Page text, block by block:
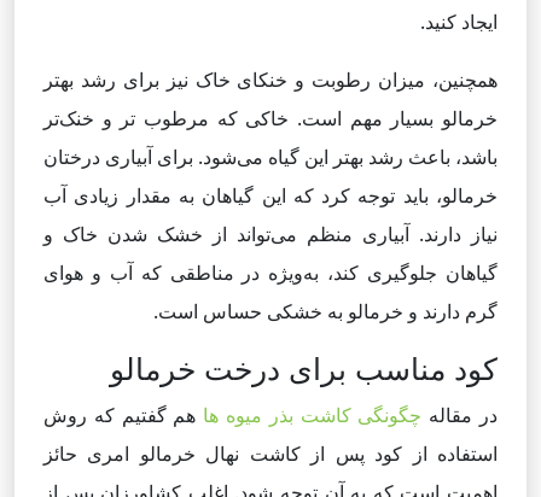
ایجاد کنید.
همچنین، میزان رطوبت و خنکای خاک نیز برای رشد بهتر
خرمالو بسیار مهم است. خاکی که مرطوب تر و خنک‌تر
باشد، باعث رشد بهتر این گیاه می‌شود. برای آبیاری درختان
خرمالو، باید توجه کرد که این گیاهان به مقدار زیادی آب
نیاز دارند. آبیاری منظم می‌تواند از خشک شدن خاک و
گیاهان جلوگیری کند، به‌ویژه در مناطقی که آب و هوای
گرم دارند و خرمالو به خشکی حساس است.
کود مناسب برای درخت خرمالو
در مقاله چگونگی کاشت بذر میوه ها هم گفتیم که روش
استفاده از کود پس از کاشت نهال خرمالو امری حائز